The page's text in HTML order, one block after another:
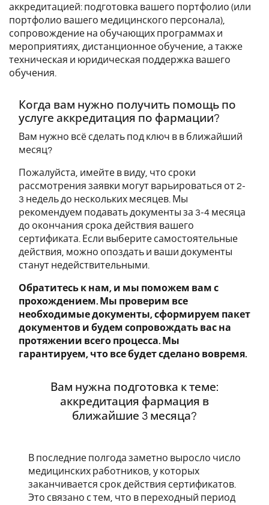
аккредитацией: подготовка вашего портфолио (или
портфолио вашего медицинского персонала),
сопровождение на обучающих программах и
мероприятиях, дистанционное обучение, а также
техническая и юридическая поддержка вашего
обучения.
Когда вам нужно получить помощь по
услуге аккредитация по фармации?
Вам нужно всё сделать под ключ в в ближайший
месяц?
Пожалуйста, имейте в виду, что сроки
рассмотрения заявки могут варьироваться от 2-
3 недель до нескольких месяцев. Мы
рекомендуем подавать документы за 3-4 месяца
до окончания срока действия вашего
сертификата. Если выберите самостоятельные
действия, можно опоздать и ваши документы
станут недействительными.
Обратитесь к нам, и мы поможем вам с
прохождением. Мы проверим все
необходимые документы, сформируем пакет
документов и будем сопровождать вас на
протяжении всего процесса. Мы
гарантируем, что все будет сделано вовремя.
Вам нужна подготовка к теме:
аккредитация фармация в
ближайшие 3 месяца?
В последние полгода заметно выросло число
медицинских работников, у которых
заканчивается срок действия сертификатов.
Это связано с тем, что в переходный период